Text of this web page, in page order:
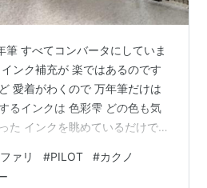
筆 すべてコンバータにしていま
ンク補充が 楽ではあるのです
愛着がわくので 万年筆だけは
るインクは 色彩雫 どの色も気
た インクを眺めているだけでも
特色があり LAMYのサファリは
る線ですが PILOTのカクノの方
ァリ #PILOT #カクノ